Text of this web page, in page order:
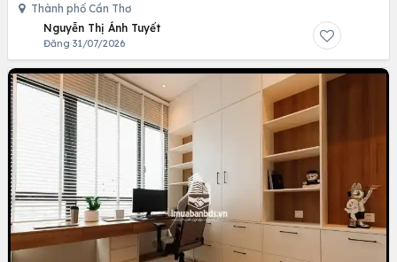
Thành phố Cần Thơ
Nguyễn Thị Ánh Tuyết
Đăng 31/07/2026